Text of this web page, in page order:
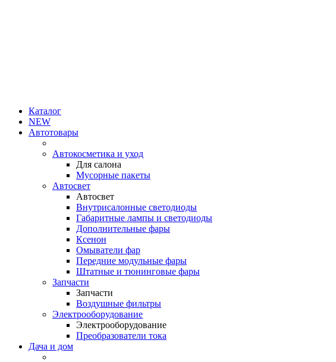
Каталог
NEW
Автотовары
Автокосметика и уход
Для салона
Мусорные пакеты
Автосвет
Автосвет
Внутрисалонные светодиоды
Габаритные лампы и светодиоды
Дополнительные фары
Ксенон
Омыватели фар
Передние модульные фары
Штатные и тюнинговые фары
Запчасти
Запчасти
Воздушные фильтры
Электрооборудование
Электрооборудование
Преобразователи тока
Дача и дом